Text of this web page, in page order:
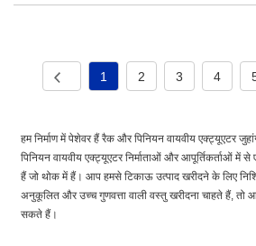
1 2 3 4
हम निर्माण में पेशेवर हैं रैक और पिनियन वायवीय एक्ट्यूएटर
पिनियन वायवीय एक्ट्यूएटर निर्माताओं और आपूर्तिकर्ताओं में
हैं जो थोक में हैं। आप हमसे टिकाऊ उत्पाद खरीदने के लिए
अनुकूलित और उच्च गुणवत्ता वाली वस्तु खरीदना चाहते हैं, तो
सकते हैं।